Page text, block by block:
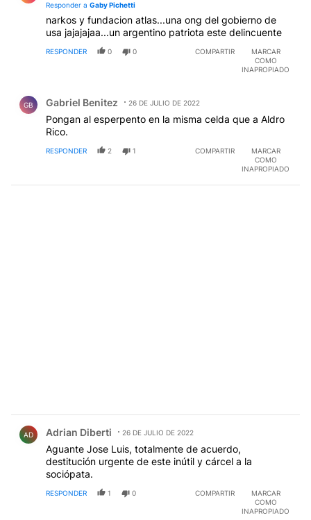
Responder a Gaby Pichetti
narkos y fundacion atlas...una ong del gobierno de
usa jajajajaa...un argentino patriota este delincuente
RESPONDER 0 0 COMPARTIR
MARCAR
COMO
INAPROPIADO
GB Gabriel Benitez 26 DE JULIO DE 2022
Pongan al esperpento en la misma celda que a Aldro
Rico.
RESPONDER 2 1 COMPARTIR
MARCAR
COMO
INAPROPIADO
AD Adrian Diberti 26 DE JULIO DE 2022
Aguante Jose Luis, totalmente de acuerdo,
destitución urgente de este inútil y cárcel a la
sociópata.
RESPONDER 1 0 COMPARTIR
MARCAR
COMO
INAPROPIADO